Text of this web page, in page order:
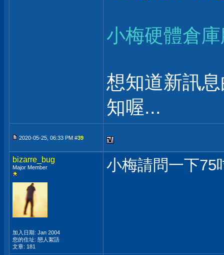
小梅硬體倉
想知道新訊
知喔...
2020-05-25, 06:33 PM #39
bizarre_bug
Major Member
加入日期: Jan 2004
您的住址: 戀人絮語
文章: 181
小梅請問一下75